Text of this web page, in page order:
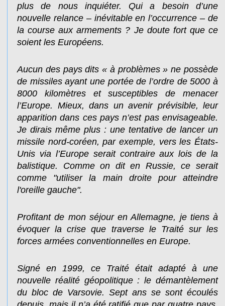
plus de nous inquiéter. Qui a besoin d’une
nouvelle relance – inévitable en l’occurrence – de
la course aux armements ? Je doute fort que ce
soient les Européens.
Aucun des pays dits « à problèmes » ne possède
de missiles ayant une portée de l’ordre de 5000 à
8000 kilomètres et susceptibles de menacer
l’Europe. Mieux, dans un avenir prévisible, leur
apparition dans ces pays n’est pas envisageable.
Je dirais même plus : une tentative de lancer un
missile nord-coréen, par exemple, vers les États-
Unis via l’Europe serait contraire aux lois de la
balistique. Comme on dit en Russie, ce serait
comme "utiliser la main droite pour atteindre
l'oreille gauche".
Profitant de mon séjour en Allemagne, je tiens à
évoquer la crise que traverse le Traité sur les
forces armées conventionnelles en Europe.
Signé en 1999, ce Traité était adapté à une
nouvelle réalité géopolitique : le démantèlement
du bloc de Varsovie. Sept ans se sont écoulés